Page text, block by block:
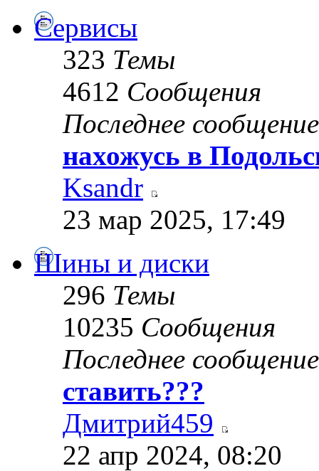
Сервисы
323 Темы
4612 Сообщения
Последнее сообщение
нахожусь в
Ksandr
23 мар 2025, 17:49
Шины и диски
296 Темы
10235 Сообщения
Последнее сообщение
ставить???
Дмитрий459
22 апр 2024, 08:20